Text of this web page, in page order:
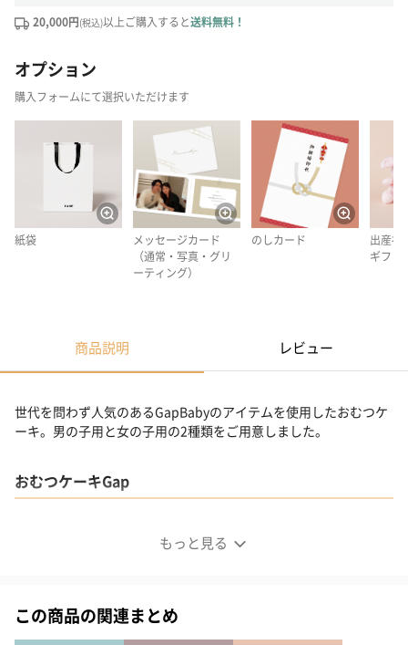
20,000円(税込)以上ご購入すると送料無料！
オプション
購入フォームにて選択いただけます
紙袋
メッセージカード
（通常・写真・グリ
ーティング）
のしカード
出産祝
ギフト
商品説明 レビュー
もっと見る
世代を問わず人気のあるGapBabyのアイテムを使用したおむつケ
ーキ。男の子用と女の子用の2種類をご用意しました。
おむつケーキGap
この商品の関連まとめ